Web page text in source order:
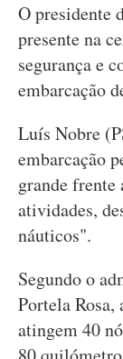
O presidente
presente na
segurança e
embarcação
Luís Nobre
embarcação
grande frente
atividades,
náuticos".
Segundo o
Portela Rosa,
atingem 40